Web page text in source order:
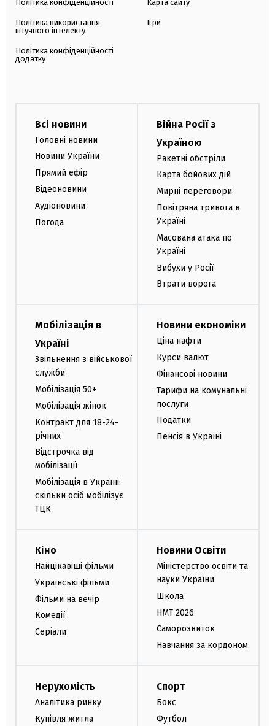
Політика конфіденційності
Політика використання
штучного інтелекту
Політика конфіденційності
додатку
Карта сайту
Ігри
Всі новини
Головні новини
Новини України
Прямий ефір
Відеоновини
Аудіоновини
Погода
Війна Росії з
Україною
Ракетні обстріли
Карта бойових дій
Мирні переговори
Повітряна тривога в
Україні
Масована атака по
Україні
Вибухи у Росії
Втрати ворога
Мобілізація в
Україні
Звільнення з військової
служби
Мобілізація 50+
Мобілізація жінок
Контракт для 18-24-
річних
Відстрочка від
мобілізації
Мобілізація в Україні:
скільки осіб мобілізує
ТЦК
Новини економіки
Ціна нафти
Курси валют
Фінансові новини
Тарифи на комунальні
послуги
Податки
Пенсія в Україні
Кіно
Найцікавіші фільми
Українські фільми
Фільми на вечір
Комедії
Серіали
Новини Освіти
Міністерство освіти та
науки України
Школа
НМТ 2026
Саморозвиток
Навчання за кордоном
Нерухомість
Аналітика ринку
Купівля житла
Спорт
Бокс
Футбол